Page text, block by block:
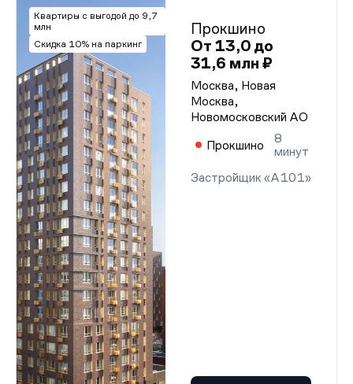
Квартиры с выгодой до 9,7
млн
Скидка 10% на паркинг
Прокшино
От 13,0 до
31,6 млн ₽
Москва, Новая
Москва,
Новомосковский АО
Прокшино
8
минут
Застройщик «А101»